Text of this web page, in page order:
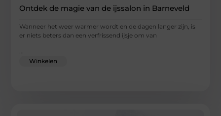
Ontdek de magie van de ijssalon in Barneveld
Wanneer het weer warmer wordt en de dagen langer zijn, is
er niets beters dan een verfrissend ijsje om van
...
Winkelen